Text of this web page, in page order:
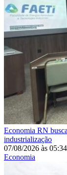
Economia RN
industrialização
07/08/2026 às 05:34
Economia